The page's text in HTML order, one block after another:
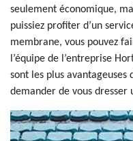
seulement économique,
puissiez profiter d’un
membrane, vous pouvez
l’équipe de l’entreprise
sont les plus avantageuses
demander de vous dresser